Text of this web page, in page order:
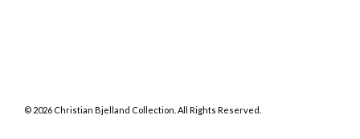
© 2026 Christian Bjelland Collection. All Rights Reserved.